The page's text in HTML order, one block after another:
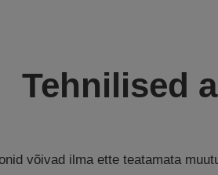
Tehnilised
võivad ilma ette teatamata